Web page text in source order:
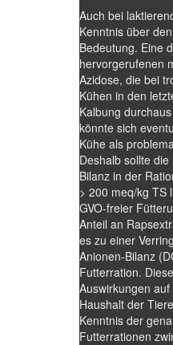
Auch bei
Kenntnis über
Bedeutung. Eine
hervorgerufenen
Azidose, die bei
Kühen in den
Kalbung
könnte sich
Kühe als
Deshalb sollte
Bilanz in der
> 200 meq/kg TS
GVO-freier
Anteil an
es zu einer
Anionen-Bilanz
Futterration.
Auswirkungen
Haushalt der
Kenntnis der
Futterrationen